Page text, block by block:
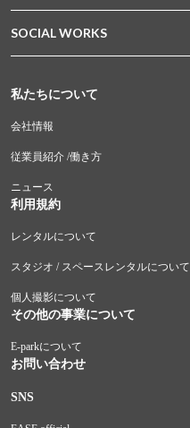
SOCIAL WORKS
私たちについて
会社情報
従業員紹介 /働き方
ニュース
利用規約
レンタルについて
スタジオ / スペースレンタルについて
個人撮影について
その他の事業について
E-parkについて
お問い合わせ
SNS